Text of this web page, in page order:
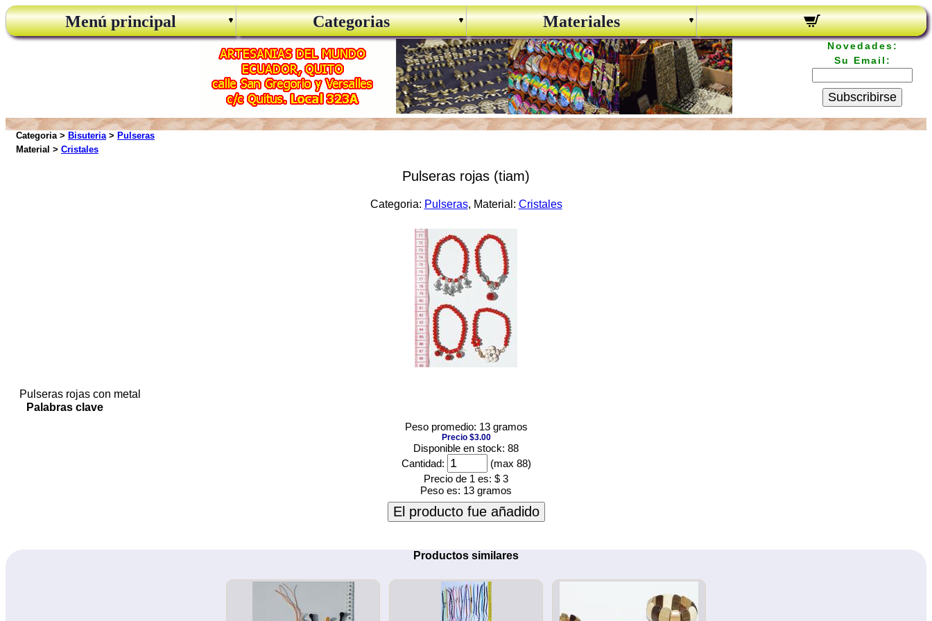
Menú principal Categorias Materiales
Novedades:
Su Email:
Subscribirse
Categoria > Bisuteria> Pulseras
Material > Cristales
Pulseras rojas (tiam)
Categoria: Pulseras, Material: Cristales
Pulseras rojas con metal
Palabras clave
Peso promedio: 13 gramos
Precio $3.00
Disponible en stock: 88
Cantidad:
(max 88)
Precio de 1 es: $ 3
Peso es: 13 gramos
El producto fue añadido
Productos similares